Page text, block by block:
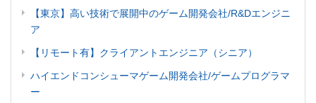
【東京】高い技術で展開中のゲーム開発会社/R&Dエンジニ
ア
【リモート有】クライアントエンジニア（シニア）
ハイエンドコンシューマゲーム開発会社/ゲームプログラマ
ー